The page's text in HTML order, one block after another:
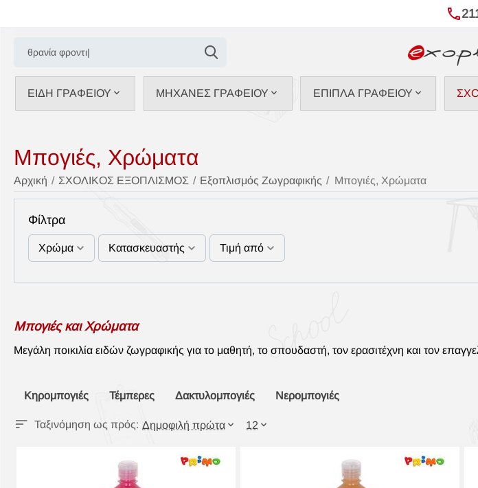
ΕΙΔΗ ΓΡΑΦΕΙΟΥ ΜΗΧΑΝΕΣ ΓΡΑΦΕΙΟΥ ΕΠΙΠΛΑ ΓΡΑΦΕΙΟΥ
Μπογιές, Χρώματα
Αρχική / ΣΧΟΛΙΚΟΣ ΕΞΟΠΛΙΣΜΟΣ / Εξοπλισμός Ζωγραφικής / Μπογιές, Χρώματα
Φίλτρα
Χρώμα Κατασκευαστής Τιμή από
Μπογιές και Χρώματα
Μεγάλη ποικιλία ειδών ζωγραφικής για το μαθητή, το σπουδαστή, τον ερασιτέχνη και τον
Κηρομπογιές Τέμπερες Δακτυλομπογιές Νερομπογιές
Ταξινόμηση ως πρός: Δημοφιλή πρώτα 12